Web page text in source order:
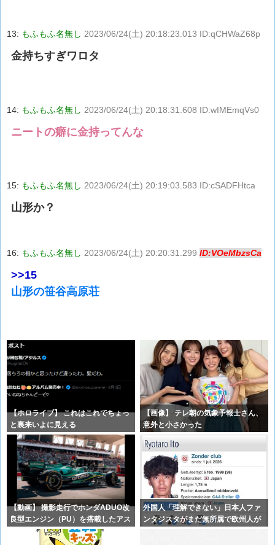
13: もふもふ名無し 2023/06/24(土) 20:18:23.013 ID:qCHWaZ68p
金持ちすぎワロタ
14: もふもふ名無し 2023/06/24(土) 20:18:31.608 ID:wIMEmqVs0
ニートの癖に金持ってんな
15: もふもふ名無し 2023/06/24(土) 20:19:03.583 ID:cSADFHtca
山形か？
16: もふもふ名無し 2023/06/24(土) 20:20:31.299 ID:VOeMbzsCa
>>15
山形の笹谷高原荘
【ホロライブ】 これはこれでちょっ
と裏来いよに見える
【画像】 テレ朝の気象予報士さん、
意外と小さかった
【動画】 撮影走行でホンダADUO改
良型エンジン（PU）を搭載したアス
外国人「理解できない」日本人ファ
ンタジスタがまだ無所属で欧州人が